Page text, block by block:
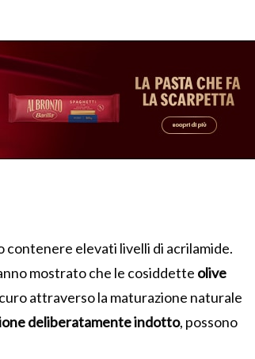
elevati livelli di acrilamide.
mostrato che le cosiddette olive
attraverso la maturazione naturale
deliberatamente indotto, possono